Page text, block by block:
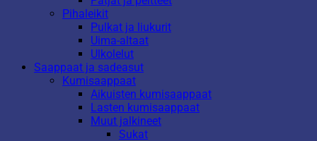
Pihaleikit
Pulkat ja liukurit
Uima-altaat
Ulkolelut
Saappaat ja sadeasut
Kumisaappaat
Aikuisten kumisaappaat
Lasten kumisaappaat
Muut jalkineet
Sukat